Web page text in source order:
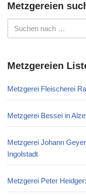
Metzgereien
Metzgereien
Metzgerei Fleischerei
Metzgerei Bessei in
Metzgerei Johann
Ingolstadt
Metzgerei Peter